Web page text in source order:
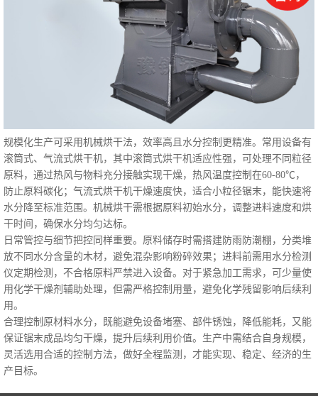
规模化生产可采用机械烘干法，效率高且水分控制更精准。常用设备有
滚筒式、气流式烘干机，其中滚筒式烘干机适应性强，可处理不同粒径
原料，通过热风与物料充分接触实现干燥，热风温度控制在60-80℃，
防止原料碳化；气流式烘干机干燥速度快，适合小粒径锯末，能快速将
水分降至标准范围。机械烘干需根据原料初始水分，调整进料速度和烘
干时间，确保水分均匀达标。
日常管控与细节把控同样重要。原料储存时需搭建防雨防潮棚，分类堆
放不同水分含量的木材，避免混杂影响粉碎效果；进料前需用水分检测
仪定期检测，不合格原料严禁进入设备。对于紧急加工需求，可少量使
用化学干燥剂辅助处理，但需严格控制用量，避免化学残留影响后续利
用。
合理控制原材料水分，既能避免设备堵塞、部件锈蚀，降低能耗，又能
保证锯末成品均匀干燥，提升后续利用价值。生产中需结合自身规模，
灵活选用合适的控制方法，做好全程监测，才能实现、稳定、经济的生
产目标。